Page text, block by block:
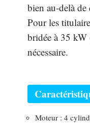
bien au-delà
Pour les
bridée à 35
nécessaire.
Moteur : 4